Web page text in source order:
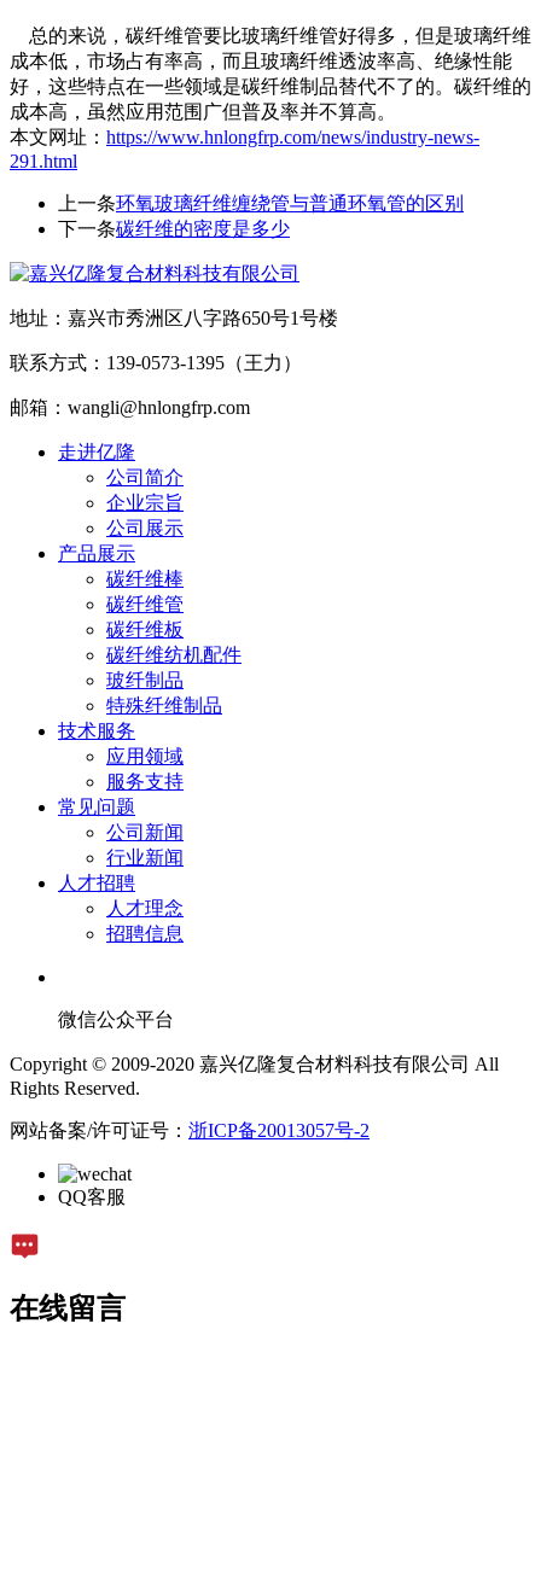
总的来说，碳纤维管要比玻璃纤维管好得多，但是玻璃纤维
成本低，市场占有率高，而且玻璃纤维透波率高、绝缘性能
好，这些特点在一些领域是碳纤维制品替代不了的。碳纤维的
成本高，虽然应用范围广但普及率并不算高。
本文网址： https://www.hnlongfrp.com/news/industry-news-
291.html
上一条环氧玻璃纤维缠绕管与普通环氧管的区别
下一条碳纤维的密度是多少
地址：嘉兴市秀洲区八字路650号1号楼
联系方式：139-0573-1395（王力）
邮箱：wangli@hnlongfrp.com
走进亿隆
公司简介
企业宗旨
公司展示
产品展示
碳纤维棒
碳纤维管
碳纤维板
碳纤维纺机配件
玻纤制品
特殊纤维制品
技术服务
应用领域
服务支持
常见问题
公司新闻
行业新闻
人才招聘
人才理念
招聘信息
微信公众平台
Copyright © 2009-2020 嘉兴亿隆复合材料科技有限公司 All
Rights Reserved.
网站备案/许可证号： 浙ICP备20013057号-2
QQ客服
在线留言